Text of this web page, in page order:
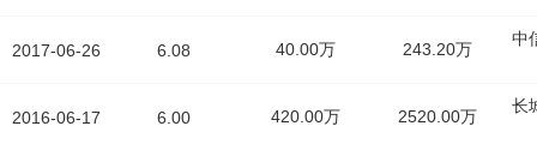
2017-06-26
2016-06-17
6.08 40.00万 243.20万
中
6.00 420.00万 2520.00万
长